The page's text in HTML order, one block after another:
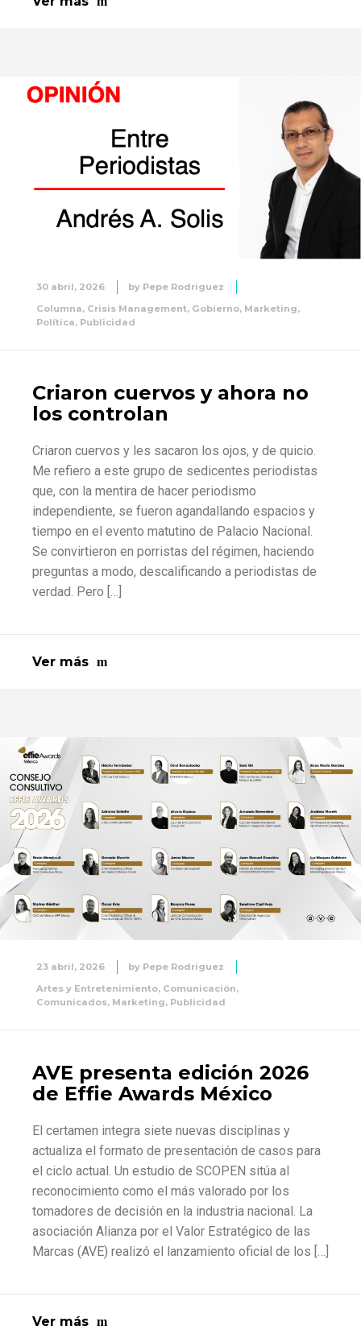
30 abril, 2026 by Pepe Rodriguez
Columna, Crisis Management, Gobierno, Marketing,
Política, Publicidad
Criaron cuervos y ahora no
los controlan
Criaron cuervos y les sacaron los ojos, y de quicio.
Me refiero a este grupo de sedicentes periodistas
que, con la mentira de hacer periodismo
independiente, se fueron agandallando espacios y
tiempo en el evento matutino de Palacio Nacional.
Se convirtieron en porristas del régimen, haciendo
preguntas a modo, descalificando a periodistas de
verdad. Pero […]
Ver más
23 abril, 2026 by Pepe Rodriguez
Artes y Entretenimiento, Comunicación,
Comunicados, Marketing, Publicidad
AVE presenta edición 2026
de Effie Awards México
El certamen integra siete nuevas disciplinas y
actualiza el formato de presentación de casos para
el ciclo actual. Un estudio de SCOPEN sitúa al
reconocimiento como el más valorado por los
tomadores de decisión en la industria nacional. La
asociación Alianza por el Valor Estratégico de las
Marcas (AVE) realizó el lanzamiento oficial de los […]
Ver más